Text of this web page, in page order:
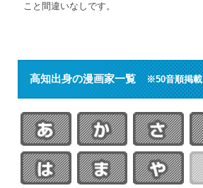
こと間違いなしです。
高知出身の漫画家一覧 ※50音順掲載